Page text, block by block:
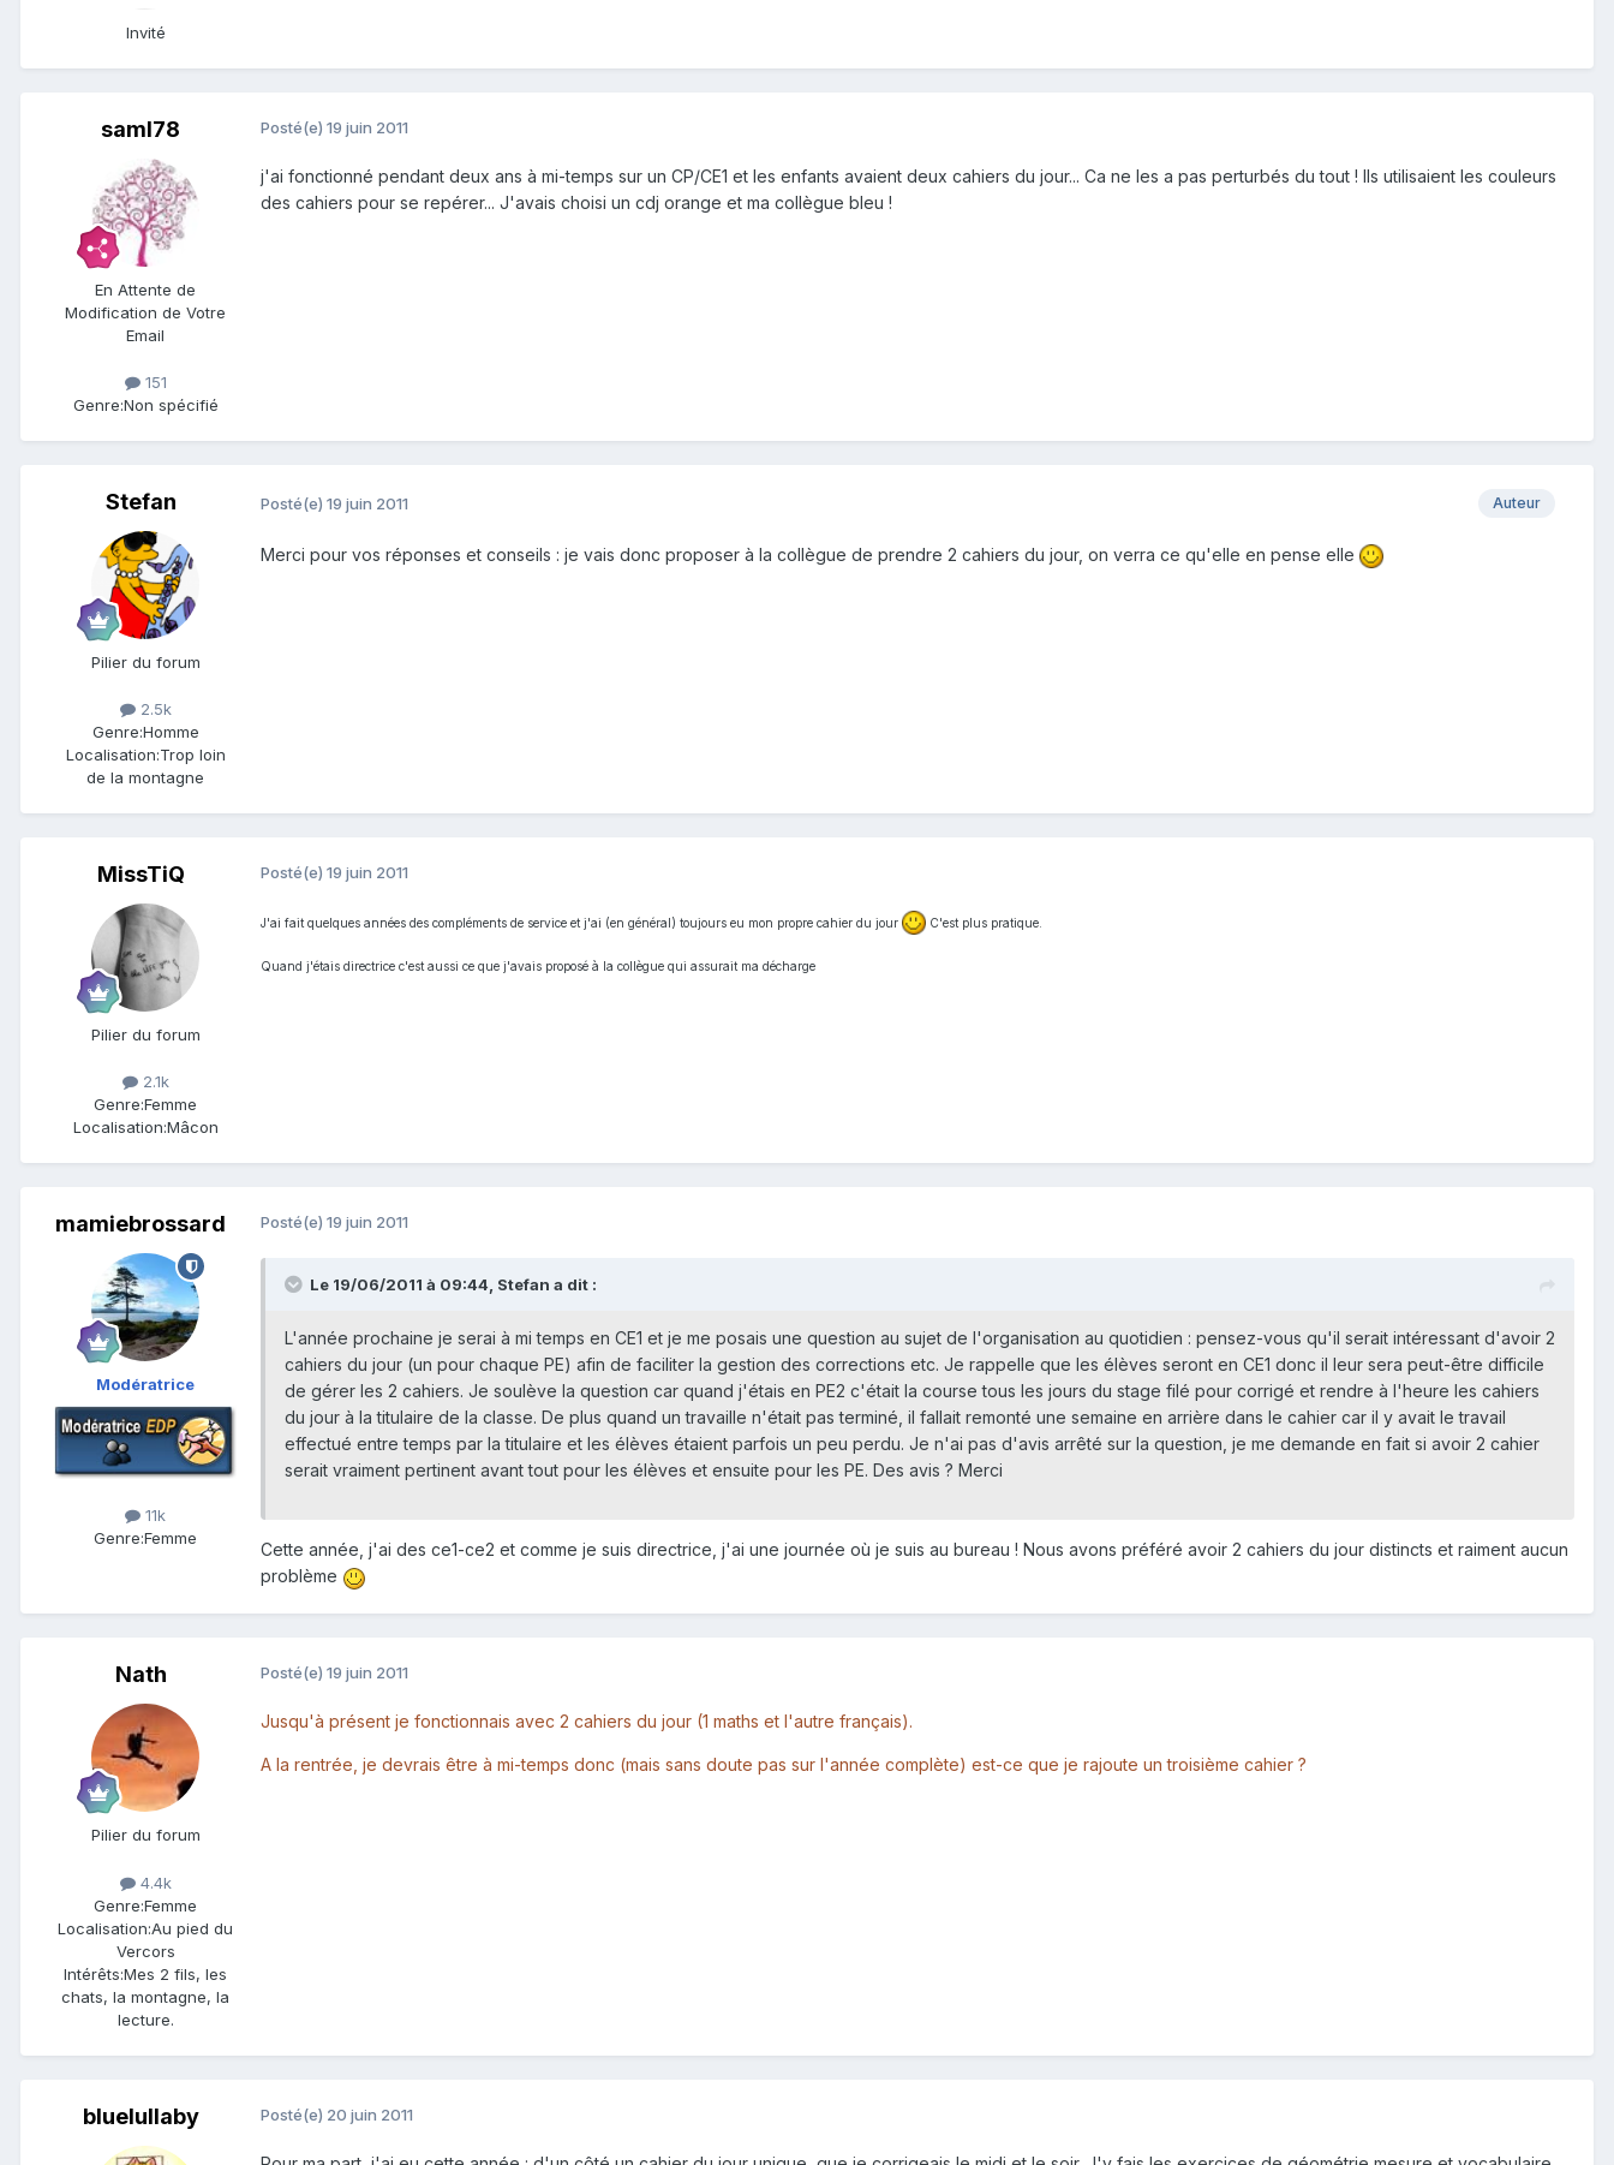
Invité
saml78
En Attente de
Modification de Votre
Email
151
Genre:Non spécifié
Posté(e) 19 juin 2011
j'ai fonctionné pendant deux ans à mi-temps sur un CP/CE1 et les enfants avaient deux cahiers du jour... Ca ne les a pas perturbés du tout ! Ils utilisaient les couleurs
des cahiers pour se repérer... J'avais choisi un cdj orange et ma collègue bleu !
Stefan
Pilier du forum
2.5k
Genre:Homme
Localisation:Trop loin
de la montagne
Auteur
Posté(e) 19 juin 2011
Merci pour vos réponses et conseils : je vais donc proposer à la collègue de prendre 2 cahiers du jour, on verra ce qu'elle en pense elle
MissTiQ
Pilier du forum
2.1k
Genre:Femme
Localisation:Mâcon
Posté(e) 19 juin 2011
J'ai fait quelques années des compléments de service et j'ai (en général) toujours eu mon propre cahier du jour C'est plus pratique.
Quand j'étais directrice c'est aussi ce que j'avais proposé à la collègue qui assurait ma décharge
mamiebrossard
Modératrice
11k
Genre:Femme
Posté(e) 19 juin 2011
Le 19/06/2011 à 09:44, Stefan a dit :
L'année prochaine je serai à mi temps en CE1 et je me posais une question au sujet de l'organisation au quotidien : pensez-vous qu'il serait intéressant d'avoir 2
cahiers du jour (un pour chaque PE) afin de faciliter la gestion des corrections etc. Je rappelle que les élèves seront en CE1 donc il leur sera peut-être difficile
de gérer les 2 cahiers. Je soulève la question car quand j'étais en PE2 c'était la course tous les jours du stage filé pour corrigé et rendre à l'heure les cahiers
du jour à la titulaire de la classe. De plus quand un travaille n'était pas terminé, il fallait remonté une semaine en arrière dans le cahier car il y avait le travail
effectué entre temps par la titulaire et les élèves étaient parfois un peu perdu. Je n'ai pas d'avis arrêté sur la question, je me demande en fait si avoir 2 cahier
serait vraiment pertinent avant tout pour les élèves et ensuite pour les PE. Des avis ? Merci
Cette année, j'ai des ce1-ce2 et comme je suis directrice, j'ai une journée où je suis au bureau ! Nous avons préféré avoir 2 cahiers du jour distincts et raiment aucun
problème
Nath
Pilier du forum
4.4k
Genre:Femme
Localisation:Au pied du
Vercors
Intérêts:Mes 2 fils, les
chats, la montagne, la
lecture.
Posté(e) 19 juin 2011
Jusqu'à présent je fonctionnais avec 2 cahiers du jour (1 maths et l'autre français).
A la rentrée, je devrais être à mi-temps donc (mais sans doute pas sur l'année complète) est-ce que je rajoute un troisième cahier ?
bluelullaby Posté(e) 20 juin 2011